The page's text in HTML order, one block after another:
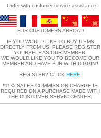
Order with customer service assistance
FOR CUSTOMERS ABROAD
IF YOU WOULD LIKE TO BUY ITEMS
DIRECTLY FROM US, PLEASE REGISTER
YOURSELF AS OUR MEMBER.
WE WOULD LIKE YOU TO BECOME OUR
MEMBER AND HAVE FUN WITH DIGGIN'!
REGISTER? CLICK HERE
*15% SALES COMMISSION CHARGE IS
REQUIRED ON A PURCHASE MADE WITH
THE CUSTOMER SERVIC CENTER.